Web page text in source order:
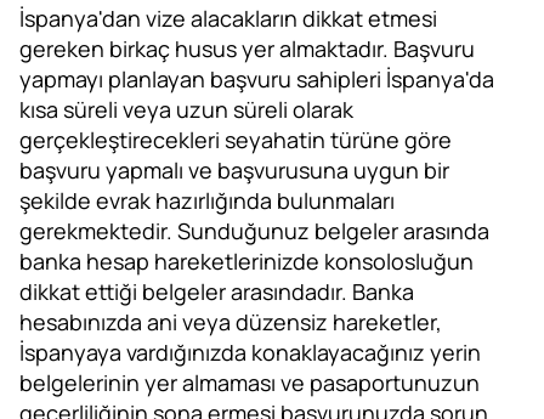
İspanya'dan vize alacakların dikkat etmesi
gereken birkaç husus yer almaktadır. Başvuru
yapmayı planlayan başvuru sahipleri İspanya'da
kısa süreli veya uzun süreli olarak
gerçekleştirecekleri seyahatin türüne göre
başvuru yapmalı ve başvurusuna uygun bir
şekilde evrak hazırlığında bulunmaları
gerekmektedir. Sunduğunuz belgeler arasında
banka hesap hareketlerinizde konsolosluğun
dikkat ettiği belgeler arasındadır. Banka
hesabınızda ani veya düzensiz hareketler,
İspanyaya vardığınızda konaklayacağınız yerin
belgelerinin yer almaması ve pasaportunuzun
geçerliliğinin sona ermesi başvurunuzda sorun